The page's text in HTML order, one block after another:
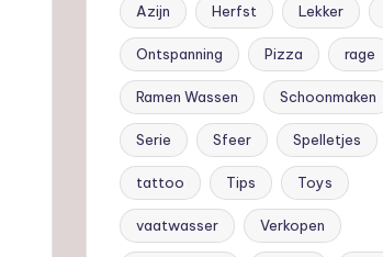
Azijn Herfst Lekker
Ontspanning Pizza rage
Ramen Wassen Schoonmaken
Serie Sfeer Spelletjes
tattoo Tips Toys
vaatwasser Verkopen